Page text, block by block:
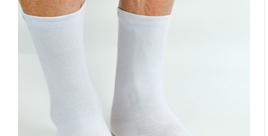
Materiał przyjemny w dotyku